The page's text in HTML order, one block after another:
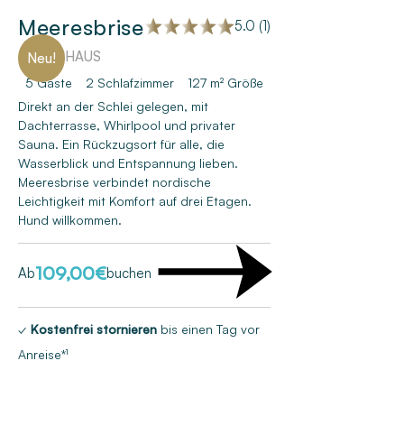
Neu!
Meeresbrise
5.0 (1)
FERIENHAUS
5 Gäste 2 Schlafzimmer 127 m² Größe
Direkt an der Schlei gelegen, mit
Dachterrasse, Whirlpool und privater
Sauna. Ein Rückzugsort für alle, die
Wasserblick und Entspannung lieben.
Meeresbrise verbindet nordische
Leichtigkeit mit Komfort auf drei Etagen.
Hund willkommen.
Ab109,00€buchen
✓ Kostenfrei stornieren bis einen Tag vor
Anreise*¹